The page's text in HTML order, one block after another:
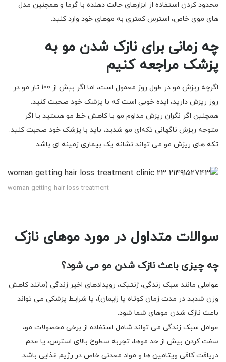
محدود کردن استفاده از ابزارهای حالت دهنده با گرما و همچنین مدل
های موی خاص، استرس کمتری به موهای خود وارد کنید.
چه زمانی برای نازک شدن مو به
پزشک مراجعه کنیم
اگرچه ریزش مو در طول روز معمول است، اما اگر بیش از 100 تار مو در
روز ریزش دارید، ایده خوبی است که با پزشک خود صحبت کنید.
همچنین اگر نگران ریزش مداوم مو یا کاهش خط مو هستید یا اگر
متوجه ریزش ناگهانی تکه‌ای مو شدید، باید با پزشک خود صحبت کنید.
تکه های ریزش مو می تواند نشانه یک بیماری زمینه ای باشد.
woman getting hair loss treatment
سوالات متداول در مورد موهای نازک
چه چیزی باعث نازک شدن مو می شود؟
عواملی مانند سبک زندگی، ژنتیک، رویدادهای اخیر زندگی (مانند کاهش
وزن شدید در مدت زمان کوتاه یا زایمان)، یا شرایط پزشکی می تواند
باعث نازک شدن موهای شما شود.
عوامل سبک زندگی می تواند شامل استفاده از برخی محصولات مو،
سفت کردن بیش از حد موها، تجربه سطوح بالای استرس، یا عدم
دریافت کافی ویتامین ها و مواد معدنی خاص در رژیم غذایی باشد.